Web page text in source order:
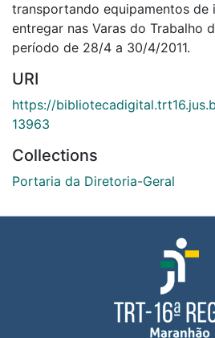
transportando equipamentos de
entregar nas Varas do Trabalho
período de 28/4 a 30/4/2011.
URI
https://
13963
Collections
Portaria da Diretoria-Geral